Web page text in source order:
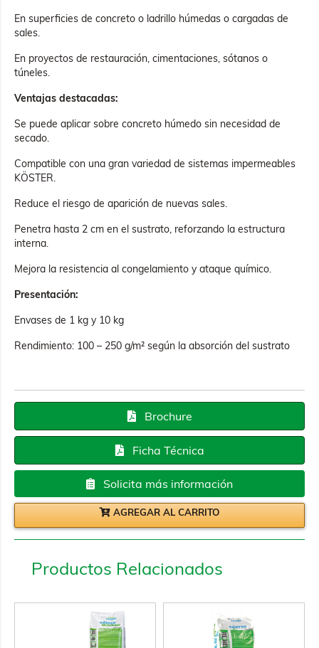
En superficies de concreto o ladrillo húmedas o cargadas de
sales.
En proyectos de restauración, cimentaciones, sótanos o
túneles.
Ventajas destacadas:
Se puede aplicar sobre concreto húmedo sin necesidad de
secado.
Compatible con una gran variedad de sistemas impermeables
KÖSTER.
Reduce el riesgo de aparición de nuevas sales.
Penetra hasta 2 cm en el sustrato, reforzando la estructura
interna.
Mejora la resistencia al congelamiento y ataque químico.
Presentación:
Envases de 1 kg y 10 kg
Rendimiento: 100 – 250 g/m² según la absorción del sustrato
Brochure
Ficha Técnica
Solicita más información
AGREGAR AL CARRITO
Productos Relacionados